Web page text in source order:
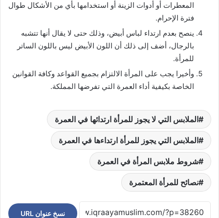
المعطرات أو أدوات الزينة أو استخدامها بأي من الأشكال طوال
فترة الإحرام.
ينصح بعدم ارتداء لباس أبيض، وذلك حتى لا يقال أنها تتشبه
بالرجال، أضف إلى ذلك أن اللون الأبيض ليس باللون الساتر
للمرأة.
وأخيرا يجب على المرأة الالتزام بجميع القواعد وكافة القوانين
الخاصة بكيفية أداء العمرة التي تفرضها المملكة.
الملابس التي لا يجوز للمرأة ارتدائها في العمرة
الملابس التي يجوز للمرأة ارتداءها في العمرة
شروط ملابس المرأة في العمرة
نصائح للمرأة المعتمرة
نسخ عنوان URL